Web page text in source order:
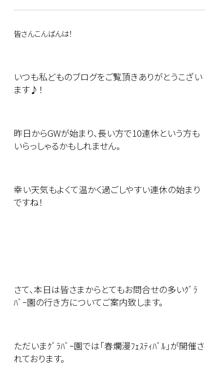
皆さんこんばんは！
いつも私どものブログをご覧頂きありがとうこざい
ます♪！
昨日からGWが始まり、長い方で10連休という方も
いらっしゃるかもしれません。
幸い天気もよくて温かく過ごしやすい連休の始まり
ですね！
さて、本日は皆さまからとてもお問合せの多いｸﾞﾗ
ﾊﾞｰ園の行き方についてご案内致します。
ただいまｸﾞﾗﾊﾞｰ園では「春爛漫ﾌｪｽﾃｨﾊﾞﾙ」が開催さ
れております。